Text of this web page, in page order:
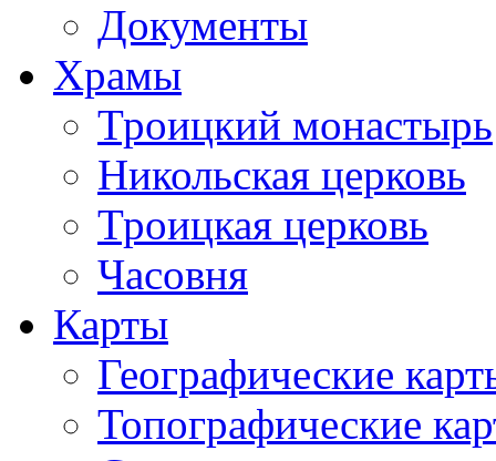
Документы
Храмы
Троицкий монастырь
Никольская церковь
Троицкая церковь
Часовня
Карты
Географические
Топографические